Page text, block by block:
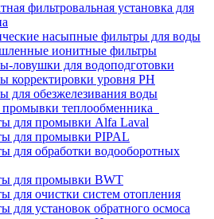
фильтровальная установка для
насыпные фильтры для воды
ионитные фильтры
ловушки для водоподготовки
корректировки уровня PH
для обезжелезивания воды
промывки теплообменника
для промывки Alfa Laval
для промывки PIPAL
для обработки водооборотных
для промывки BWT
для очистки систем отопления
для установок обратного осмоса